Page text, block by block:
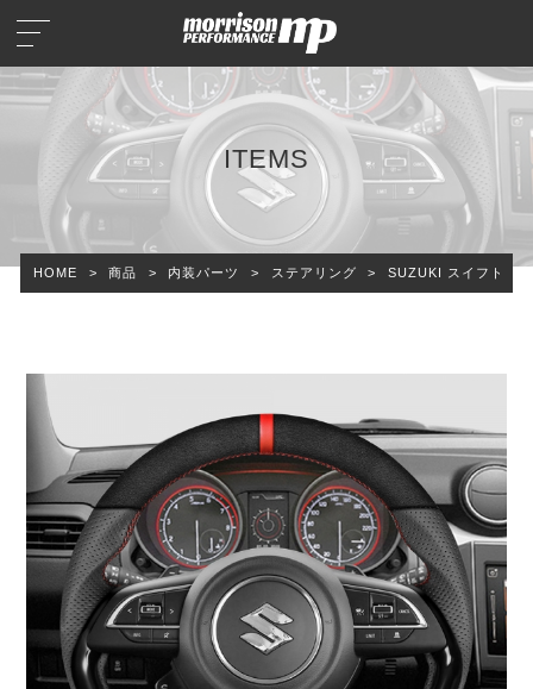
ITEMS
HOME > 商品 > 内装パーツ > ステアリング > SUZUKI スイフト